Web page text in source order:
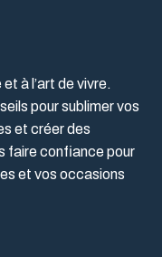
à l’art de vivre.
pour sublimer vos
et créer des
faire confiance pour
et vos occasions